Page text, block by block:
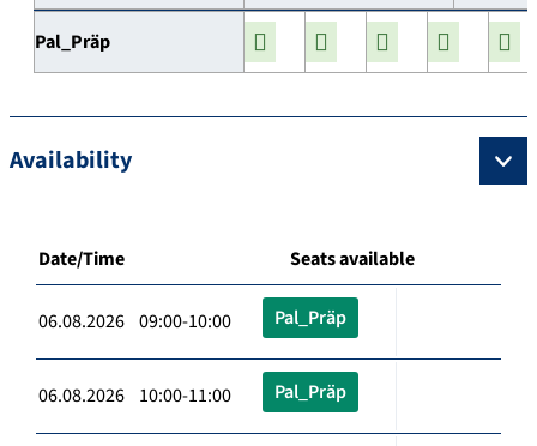
Pal_Präp
Availability
Date/Time Seats available
06.08.2026 09:00-10:00 Pal_Präp
06.08.2026 10:00-11:00 Pal_Präp